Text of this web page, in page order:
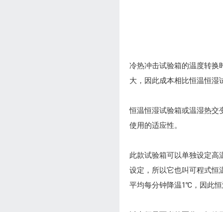
冷热冲击试验箱的温度转换
大，因此成本相比恒温恒湿
恒温恒湿试验箱或温湿热交
使用的适应性。
此款试验箱可以单独设定高
设定，所以它也叫可程式恒
平均每分钟降温1℃，因此